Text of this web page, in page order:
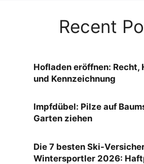
Recent
Hofladen eröffnen: Recht,
und Kennzeichnung
Impfdübel: Pilze auf
Garten ziehen
Die 7 besten Ski-
Wintersportler 2026: